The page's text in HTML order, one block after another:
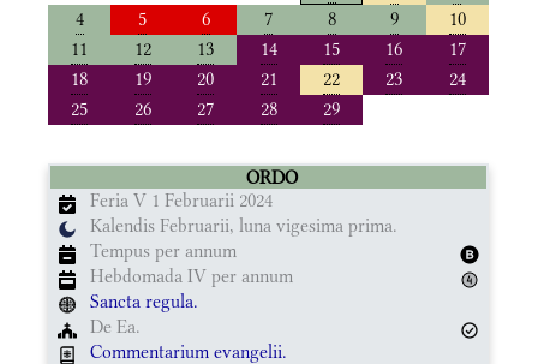
4
5 6 7 8 9
10
11
12 13 14 15 16
17
18
19 20 21 22 23
24
25
26 27 28 29
ORDO
Feria V 1 Februarii 2024
Kalendis Februarii, luna vigesima prima.
Tempus per annum
Hebdomada IV per annum
Sancta regula.
De Ea.
Commentarium evangelii.